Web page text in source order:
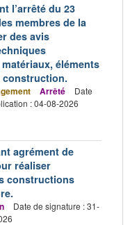
l’arrêté du 23
membres de la
des avis
éléments
construction.
Arrêté
Date
: 04-08-2026
agrément de
réaliser
constructions
Date de signature : 31-